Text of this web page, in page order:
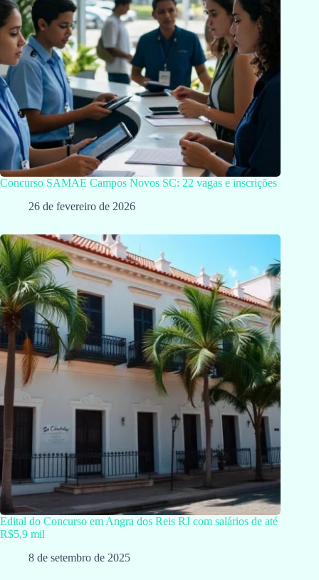
Concurso SAMAE Campos Novos SC: 22 vagas e inscrições
26 de fevereiro de 2026
Edital do Concurso em Angra dos Reis RJ com salários de até
R$5,9 mil
8 de setembro de 2025